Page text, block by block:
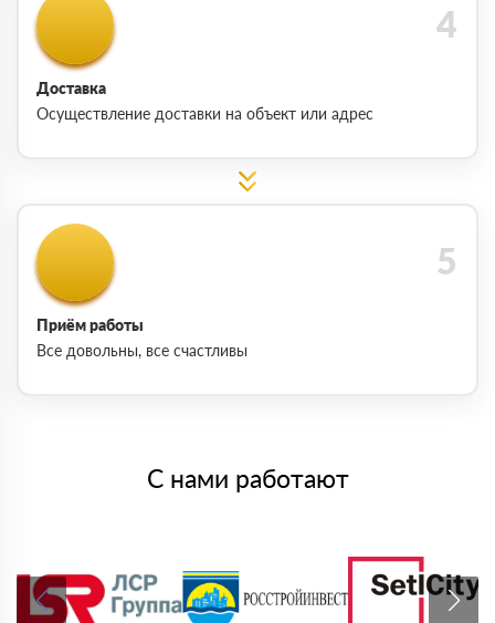
Доставка
Осуществление доставки на объект или адрес
Приём работы
Все довольны, все счастливы
С нами работают